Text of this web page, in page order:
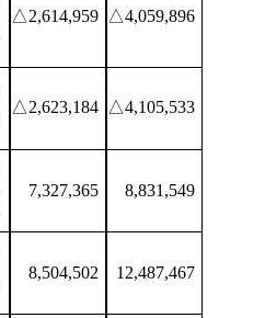
△2,614,959 △4,059,896
△2,623,184 △4,105,533
7,327,365 8,831,549
8,504,502 12,487,467